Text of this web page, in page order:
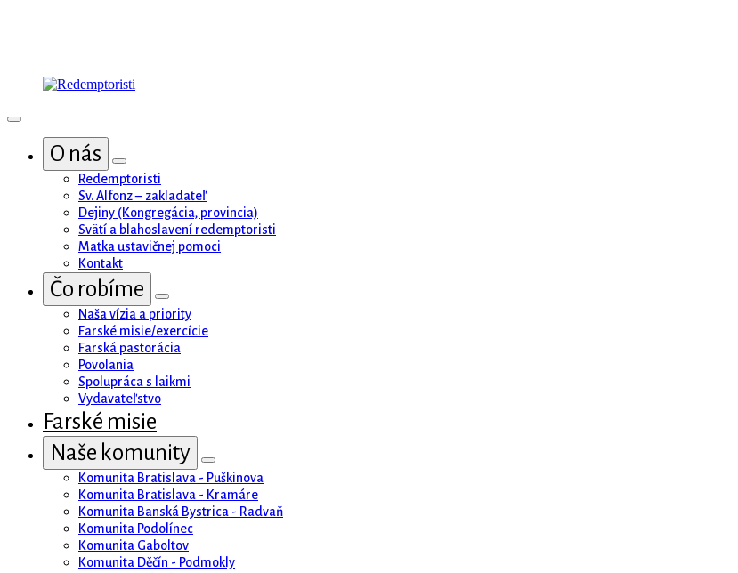
O nás
Redemptoristi
Sv. Alfonz – zakladateľ
Dejiny (Kongregácia, provincia)
Svätí a blahoslavení redemptoristi
Matka ustavičnej pomoci
Kontakt
Čo robíme
Naša vízia a priority
Farské misie/exercície
Farská pastorácia
Povolania
Spolupráca s laikmi
Vydavateľstvo
Farské misie
Naše komunity
Komunita Bratislava - Puškinova
Komunita Bratislava - Kramáre
Komunita Banská Bystrica - Radvaň
Komunita Podolínec
Komunita Gaboltov
Komunita Děčín - Podmokly